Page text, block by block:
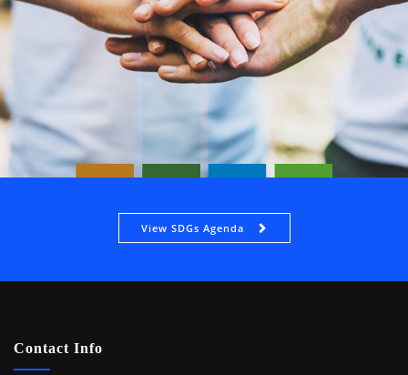
View SDGs Agenda
Contact Info